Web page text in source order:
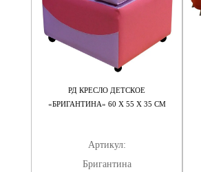
РД КРЕСЛО ДЕТСКОЕ
«БРИГАНТИНА» 60 Х 55 Х 35 СМ
Артикул:
Бригантина